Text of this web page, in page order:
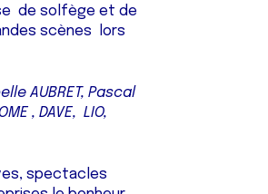
de solfège et de
scènes lors
AUBRET, Pascal
, DAVE, LIO,
spectacles